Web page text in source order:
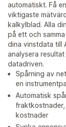
automatiskt. Få
viktigaste
kalkylblad. Alla
på ett och
dina vinstdata till
analysera
datadriven.
Spårning av
en
Automatisk
kostnader